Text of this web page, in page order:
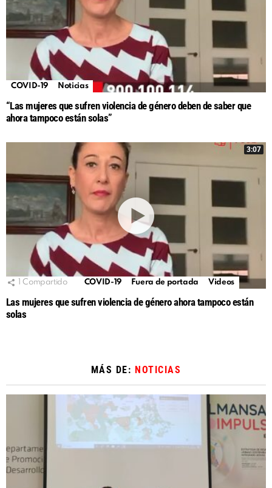
COVID-19 Noticias
“Las mujeres que sufren violencia de género deben de saber que
ahora tampoco están solas”
3:07
Compartido COVID-19 Fuera de portada Videos
Las mujeres que sufren violencia de género ahora tampoco están
solas
MÁS DE: NOTICIAS